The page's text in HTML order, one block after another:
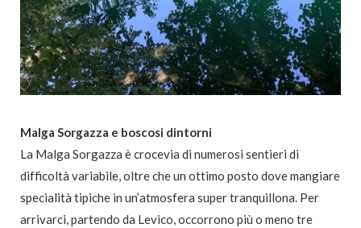
Malga Sorgazza e boscosi dintorni
La Malga Sorgazza è crocevia di numerosi sentieri di
difficoltà variabile, oltre che un ottimo posto dove mangiare
specialità tipiche in un’atmosfera super tranquillona. Per
arrivarci, partendo da Levico, occorrono più o meno tre